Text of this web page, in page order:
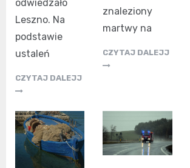
odwiedzało
Leszno. Na
podstawie
ustaleń
CZYTAJ DALEJJ
znaleziony
martwy na
CZYTAJ DALEJJ